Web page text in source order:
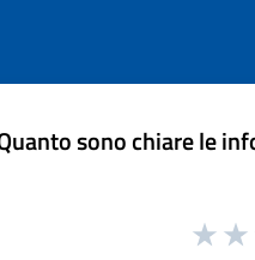
sono chiare le